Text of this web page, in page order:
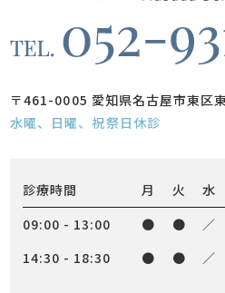
〒461-0005 愛知県名古屋市東区
水曜、日曜、祝祭日休診
診療時間 月 火 水
09:00 - 13:00
● ● ／
14:30 - 18:30
● ● ／